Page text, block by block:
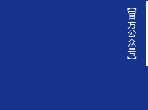
【官方公众号】